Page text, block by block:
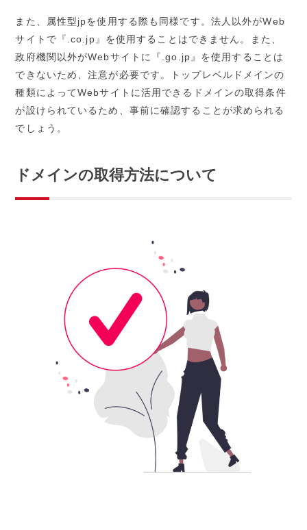
また、属性型jpを使用する際も同様です。法人以外がWeb
サイトで『.co.jp』を使用することはできません。また、
政府機関以外がWebサイトに『.go.jp』を使用することは
できないため、注意が必要です。トップレベルドメインの
種類によってWebサイトに活用できるドメインの取得条件
が設けられているため、事前に確認することが求められる
でしょう。
ドメインの取得方法について